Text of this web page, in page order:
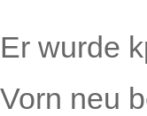
Er wurde
Vorn neu